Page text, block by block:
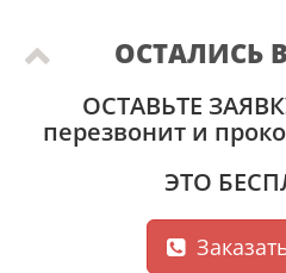
ОСТАЛИСЬ
ОСТАВЬТЕ
перезвонит и
ЭТО